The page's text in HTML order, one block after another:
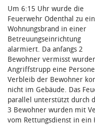
Um 6:15 Uhr wurde die
Feuerwehr Odenthal zu
Wohnungsbrand in einer
Betreuungseinrichtung
alarmiert. Da anfangs 2
Bewohner vermisst
Angriffstrupp eine
Verbleib der Bewohner
nicht im Gebäude. Das
parallel unterstützt durch
3 Bewohner wurden mit
vom Rettungsdienst in ein